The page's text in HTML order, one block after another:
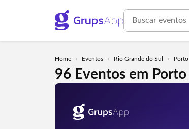
Home › Eventos › Rio Grande do Sul ›
96 Eventos em Porto